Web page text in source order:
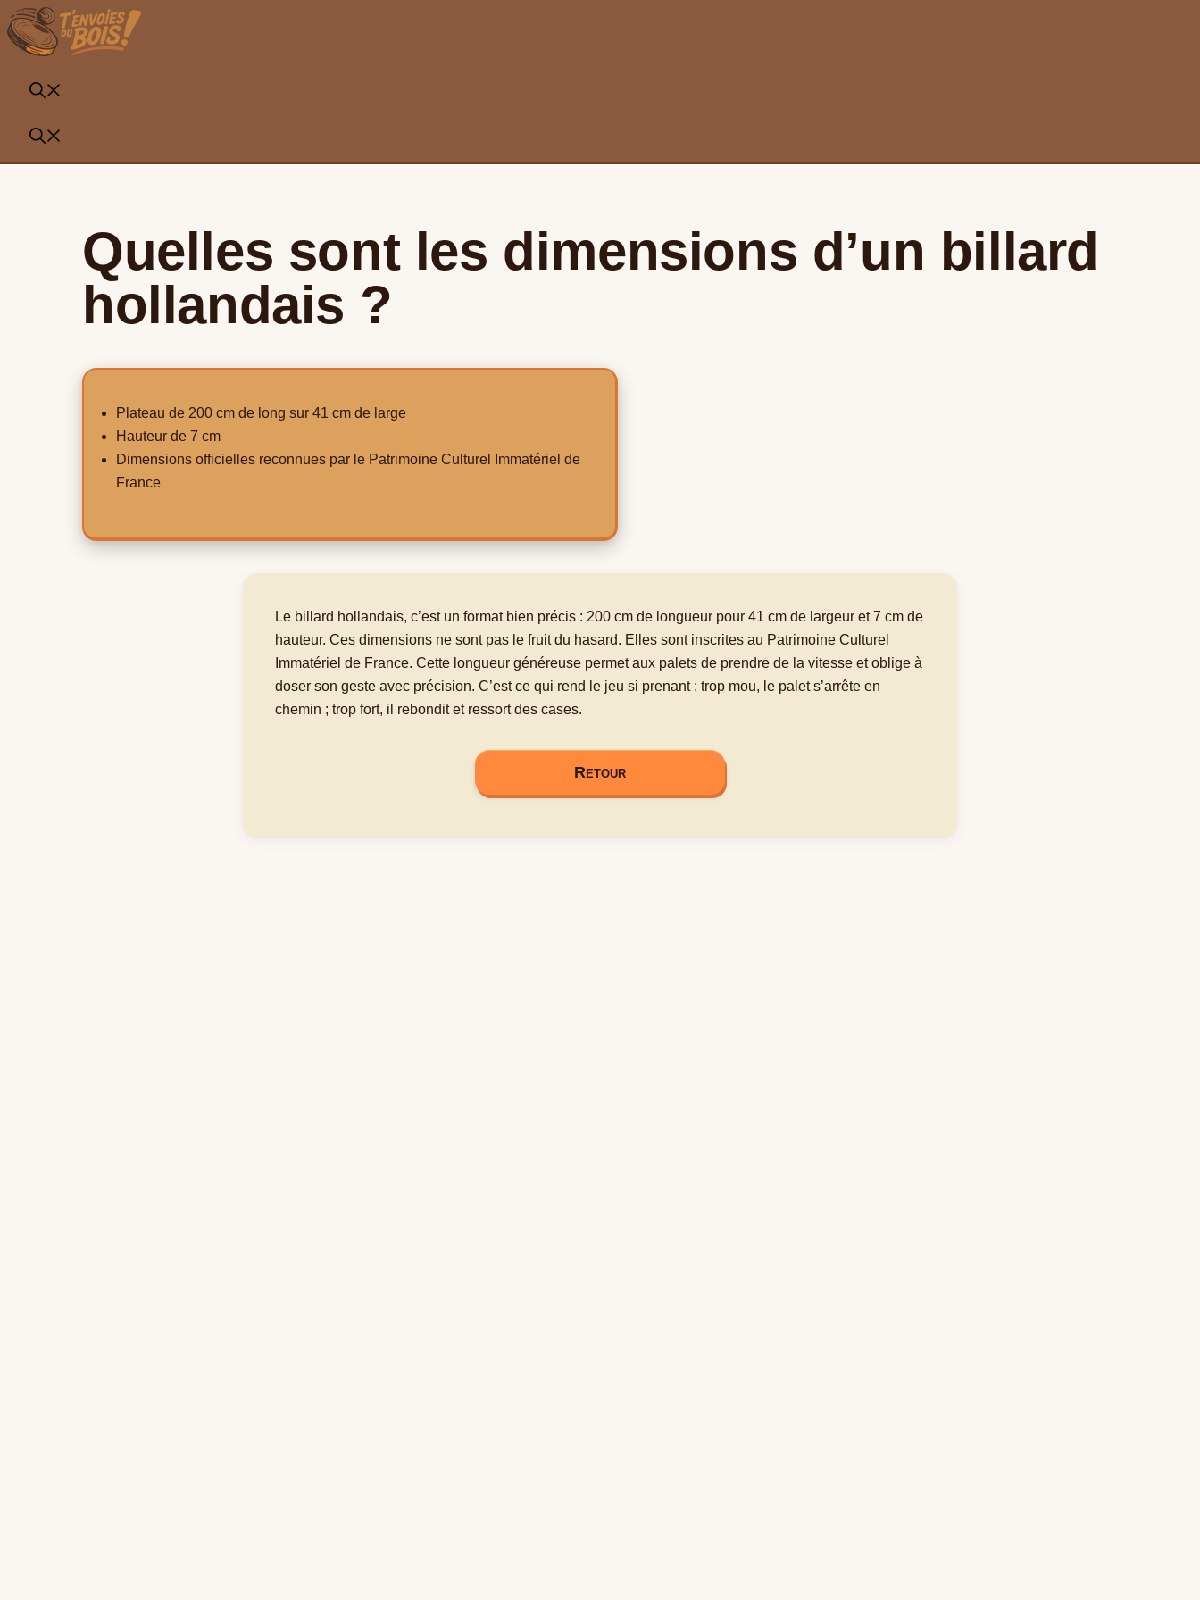
Aller
au
contenu
Quelles sont les dimensions d’un billard
hollandais ?
Plateau de 200 cm de long sur 41 cm de large
Hauteur de 7 cm
Dimensions officielles reconnues par le Patrimoine Culturel Immatériel de
France
Le billard hollandais, c’est un format bien précis : 200 cm de longueur pour 41 cm de largeur et 7 cm de
hauteur. Ces dimensions ne sont pas le fruit du hasard. Elles sont inscrites au Patrimoine Culturel
Immatériel de France. Cette longueur généreuse permet aux palets de prendre de la vitesse et oblige à
doser son geste avec précision. C’est ce qui rend le jeu si prenant : trop mou, le palet s’arrête en
chemin ; trop fort, il rebondit et ressort des cases.
Retour